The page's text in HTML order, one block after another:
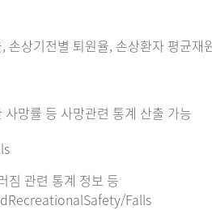
손상기전별 퇴원율, 손상환자 평균재
망률 등 사망관련 통계 산출 가능
짐 관련 통계 정보 등
Falls